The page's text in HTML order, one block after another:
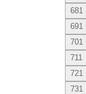
681
691
701
711
721
731